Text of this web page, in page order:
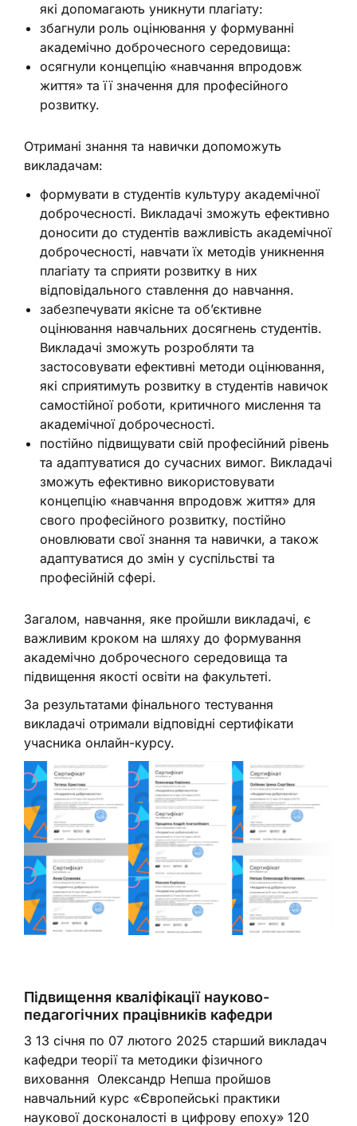
які допомагають уникнути плагіату:
збагнули роль оцінювання у формуванні
академічно доброчесного середовища:
осягнули концепцію «навчання впродовж
життя» та її значення для професійного
розвитку.
Отримані знання та навички допоможуть
викладачам:
формувати в студентів культуру академічної
доброчесності. Викладачі зможуть ефективно
доносити до студентів важливість академічної
доброчесності, навчати їх методів уникнення
плагіату та сприяти розвитку в них
відповідального ставлення до навчання.
забезпечувати якісне та об’єктивне
оцінювання навчальних досягнень студентів.
Викладачі зможуть розробляти та
застосовувати ефективні методи оцінювання,
які сприятимуть розвитку в студентів навичок
самостійної роботи, критичного мислення та
академічної доброчесності.
постійно підвищувати свій професійний рівень
та адаптуватися до сучасних вимог. Викладачі
зможуть ефективно використовувати
концепцію «навчання впродовж життя» для
свого професійного розвитку, постійно
оновлювати свої знання та навички, а також
адаптуватися до змін у суспільстві та
професійній сфері.
Загалом, навчання, яке пройшли викладачі, є
важливим кроком на шляху до формування
академічно доброчесного середовища та
підвищення якості освіти на факультеті.
За результатами фінального тестування
викладачі отримали відповідні сертифікати
учасника онлайн-курсу.
Підвищення кваліфікації науково-
педагогічних працівників кафедри
З 13 січня по 07 лютого 2025 старший викладач
кафедри теорії та методики фізичного
виховання Олександр Непша пройшов
навчальний курс «Європейські практики
наукової досконалості в цифрову епоху» 120